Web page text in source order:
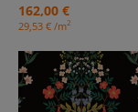
162,00 €
29,53 € /m2